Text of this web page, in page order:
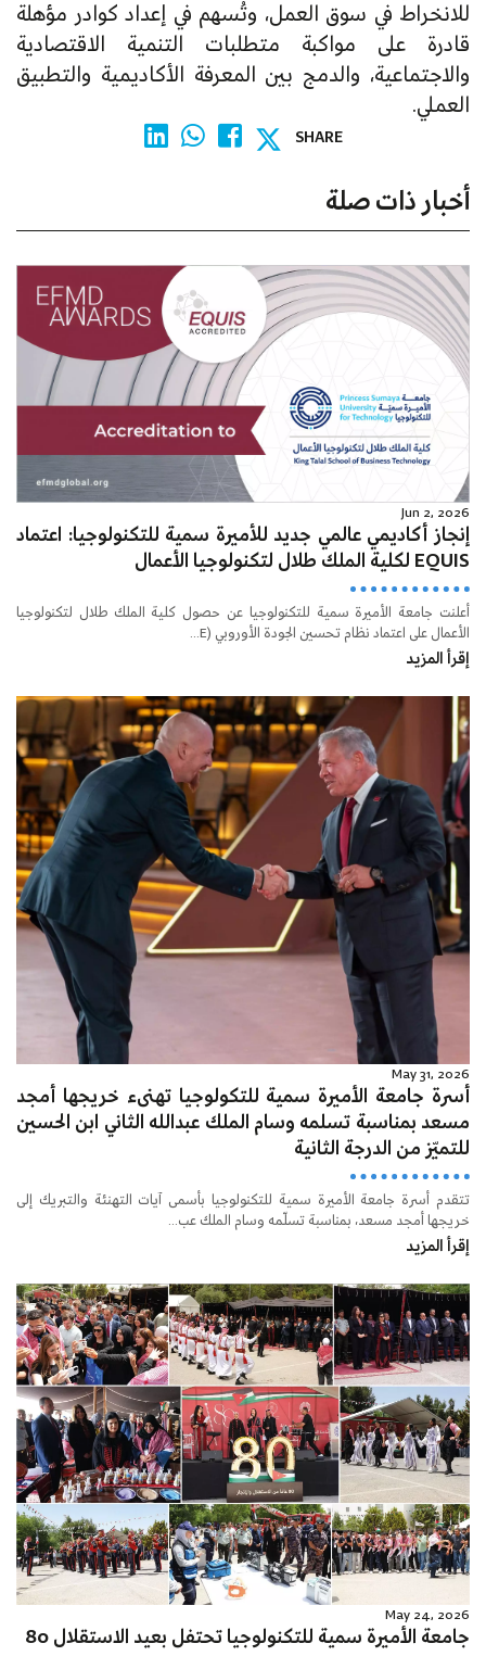
للانخراط في سوق العمل، وتُسهم في إعداد كوادر مؤهلة
قادرة على مواكبة متطلبات التنمية الاقتصادية
والاجتماعية، والدمج بين المعرفة الأكاديمية والتطبيق
العملي.
SHARE
أخبار ذات صلة
Jun 2, 2026
إنجاز أكاديمي عالمي جديد للأميرة سمية للتكنولوجيا: اعتماد
EQUIS لكلية الملك طلال لتكنولوجيا الأعمال
أعلنت جامعة الأميرة سمية للتكنولوجيا عن حصول كلية الملك طلال لتكنولوجيا
الأعمال على اعتماد نظام تحسين الجودة الأوروبي (E...
إقرأ المزيد
May 31, 2026
أسرة جامعة الأميرة سمية للتكولوجيا تهنىء خريجها أمجد
مسعد بمناسبة تسلمه وسام الملك عبدالله الثاني ابن الحسين
للتميّز من الدرجة الثانية
تتقدم أسرة جامعة الأميرة سمية للتكنولوجيا بأسمى آيات التهنئة والتبريك إلى
خريجها أمجد مسعد، بمناسبة تسلّمه وسام الملك عب...
إقرأ المزيد
May 24, 2026
جامعة الأميرة سمية للتكنولوجيا تحتفل بعيد الاستقلال 80